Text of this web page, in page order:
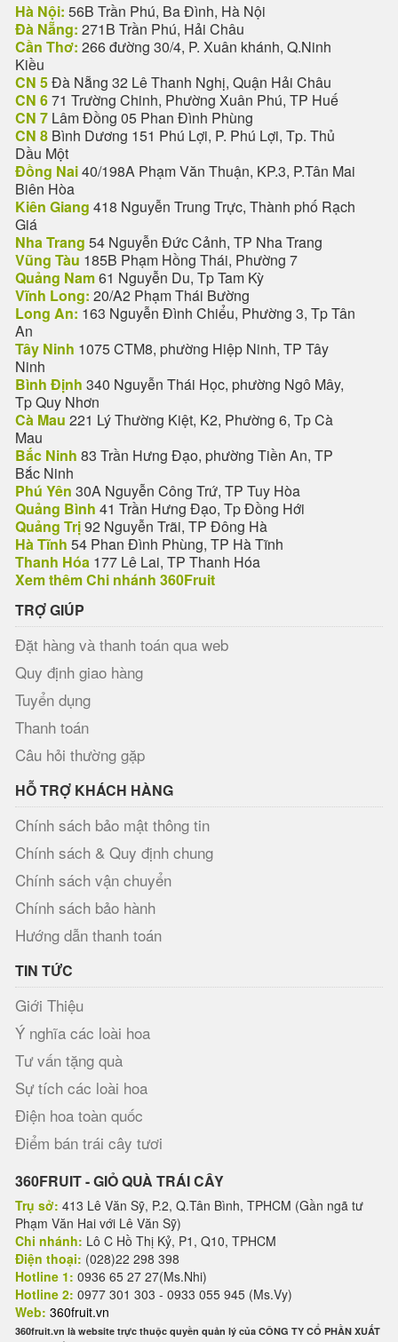
Hà Nội: 56B Trần Phú, Ba Đình, Hà Nội
Đà Nẵng: 271B Trần Phú, Hải Châu
Cần Thơ: 266 đường 30/4, P. Xuân khánh, Q.Ninh
Kiều
CN 5Đà Nẵng 32 Lê Thanh Nghị, Quận Hải Châu
CN 671 Trường Chinh, Phường Xuân Phú, TP Huế
CN 7 Lâm Đồng 05 Phan Đình Phùng
CN 8 Bình Dương 151 Phú Lợi, P. Phú Lợi, Tp. Thủ
Dầu Một
Đồng Nai40/198A Phạm Văn Thuận, KP.3, P.Tân Mai
Biên Hòa
Kiên Giang 418 Nguyễn Trung Trực, Thành phố Rạch
Giá
Nha Trang 54 Nguyễn Đức Cảnh, TP Nha Trang
Vũng Tàu 185B Phạm Hồng Thái, Phường 7
Quảng Nam61 Nguyễn Du, Tp Tam Kỳ
Vĩnh Long: 20/A2 Phạm Thái Bường
Long An: 163 Nguyễn Đình Chiểu, Phường 3, Tp Tân
An
Tây Ninh 1075 CTM8, phường Hiệp Ninh, TP Tây
Ninh
Bình Định 340 Nguyễn Thái Học, phường Ngô Mây,
Tp Quy Nhơn
Cà Mau 221 Lý Thường Kiệt, K2, Phường 6, Tp Cà
Mau
Bắc Ninh 83 Trần Hưng Đạo, phường Tiền An, TP
Bắc Ninh
Phú Yên 30A Nguyễn Công Trứ, TP Tuy Hòa
Quảng Bình 41 Trần Hưng Đạo, Tp Đồng Hới
Quảng Trị92 Nguyễn Trãi, TP Đông Hà
Hà Tĩnh 54 Phan Đình Phùng, TP Hà Tĩnh
Thanh Hóa 177 Lê Lai, TP Thanh Hóa
Xem thêm Chi nhánh 360Fruit
TRỢ GIÚP
Đặt hàng và thanh toán qua web
Quy định giao hàng
Tuyển dụng
Thanh toán
Câu hỏi thường gặp
HỖ TRỢ KHÁCH HÀNG
Chính sách bảo mật thông tin
Chính sách & Quy định chung
Chính sách vận chuyển
Chính sách bảo hành
Hướng dẫn thanh toán
TIN TỨC
Giới Thiệu
Ý nghĩa các loài hoa
Tư vấn tặng quà
Sự tích các loài hoa
Điện hoa toàn quốc
Điểm bán trái cây tươi
360FRUIT - GIỎ QUÀ TRÁI CÂY
Trụ sở: 413 Lê Văn Sỹ, P.2, Q.Tân Bình, TPHCM (Gần ngã tư
Phạm Văn Hai với Lê Văn Sỹ)
Chi nhánh: Lô C Hồ Thị Kỷ, P1, Q10, TPHCM
Điện thoại: (028)22 298 398
Hotline 1: 0936 65 27 27(Ms.Nhi)
Hotline 2: 0977 301 303 - 0933 055 945 (Ms.Vy)
Web: 360fruit.vn
360fruit.vn là website trực thuộc quyền quản lý của CÔNG TY CỔ PHẦN XUẤT